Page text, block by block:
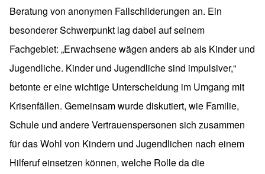
Beratung von anonymen Fallschilderungen an. Ein
besonderer Schwerpunkt lag dabei auf seinem
Fachgebiet: „Erwachsene wägen anders ab als Kinder und
Jugendliche. Kinder und Jugendliche sind impulsiver,“
betonte er eine wichtige Unterscheidung im Umgang mit
Krisenfällen. Gemeinsam wurde diskutiert, wie Familie,
Schule und andere Vertrauenspersonen sich zusammen
für das Wohl von Kindern und Jugendlichen nach einem
Hilferuf einsetzen können, welche Rolle da die